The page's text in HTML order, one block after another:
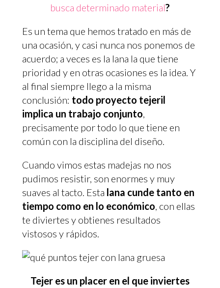
busca determinado material?
Es un tema que hemos tratado en más de
una ocasión, y casi nunca nos ponemos de
acuerdo; a veces es la lana la que tiene
prioridad y en otras ocasiones es la idea. Y
al final siempre llego a la misma
conclusión: todo proyecto tejeril
implica un trabajo conjunto,
precisamente por todo lo que tiene en
común con la disciplina del diseño.
Cuando vimos estas madejas no nos
pudimos resistir, son enormes y muy
suaves al tacto. Esta lana cunde tanto en
tiempo como en lo económico, con ellas
te diviertes y obtienes resultados
vistosos y rápidos.
Tejer es un placer en el que inviertes